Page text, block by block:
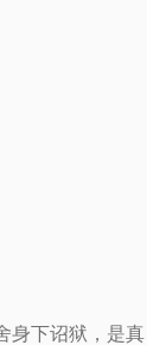
身下诏狱，是真